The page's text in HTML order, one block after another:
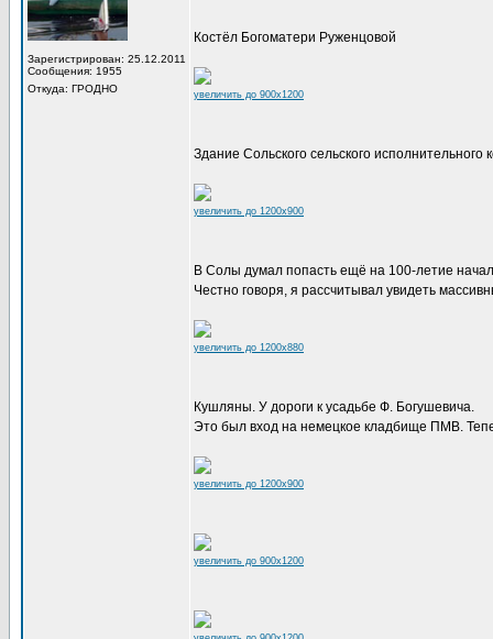
Зарегистрирован: 25.12.2011
Сообщения: 1955
Откуда: ГРОДНО
Костёл Богоматери Руженцовой
увеличить до 900x1200
Здание Сольского сельского
увеличить до 1200x900
В Солы думал попасть ещё на 100-летие
Честно говоря, я рассчитывал увидеть
увеличить до 1200x880
Кушляны. У дороги к усадьбе Ф. Богушевича.
Это был вход на немецкое кладбище ПМВ.
увеличить до 1200x900
увеличить до 900x1200